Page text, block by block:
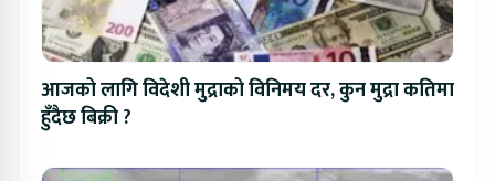
आजको लागि विदेशी मुद्राको विनिमय दर, कुन मुद्रा कतिमा
हुँदैछ बिक्री ?